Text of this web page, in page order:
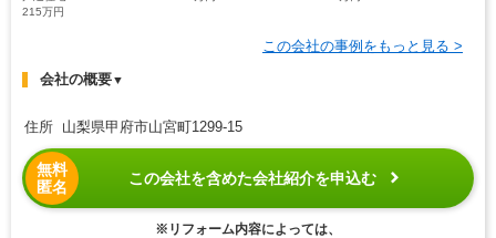
215万円
この会社の事例をもっと見る >
会社の概要▼
住所 山梨県甲府市山宮町1299-15
無料
匿名
この会社を含めた会社紹介を申込む
※リフォーム内容によっては、